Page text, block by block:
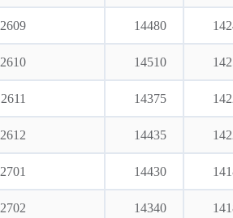
2609 14480
2610 14510
2611 14375
2612 14435
2701 14430
2702 14340